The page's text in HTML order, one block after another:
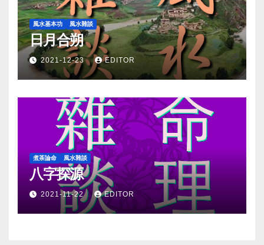
風水基本功 風水雜談
日月合朔
2021-12-23 EDITOR
煮茶論命 風水雜談
八字探源
2021-11-22 EDITOR